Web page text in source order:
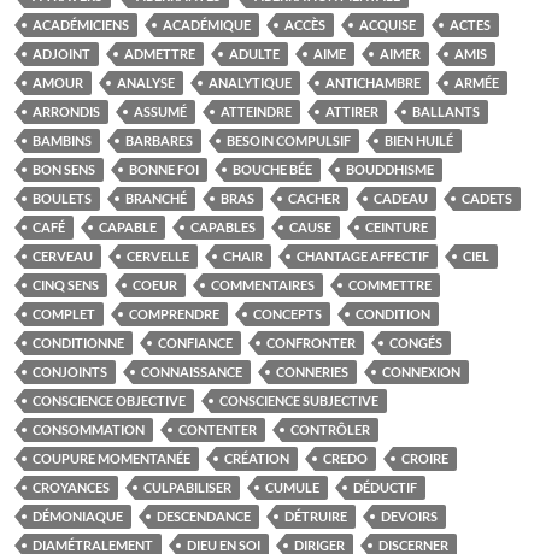
ACADÉMICIENS
ACADÉMIQUE ACCÈS ACQUISE
ACTES
ADJOINT
ADMETTRE ADULTE AIME AIMER
AMIS
AMOUR
ANALYSE ANALYTIQUE ANTICHAMBRE
ARMÉE
ARRONDIS
ASSUMÉ ATTEINDRE ATTIRER
BALLANTS
BAMBINS
BARBARES BESOIN COMPULSIF
BIEN HUILÉ
BON SENS
BONNE FOI BOUCHE BÉE
BOUDDHISME
BOULETS
BRANCHÉ BRAS CACHER CADEAU
CADETS
CAFÉ
CAPABLE CAPABLES CAUSE
CEINTURE
CERVEAU
CERVELLE CHAIR CHANTAGE AFFECTIF
CIEL
CINQ SENS
COEUR COMMENTAIRES
COMMETTRE
COMPLET
COMPRENDRE CONCEPTS
CONDITION
CONDITIONNE
CONFIANCE CONFRONTER
CONGÉS
CONJOINTS
CONNAISSANCE CONNERIES
CONNEXION
CONSCIENCE OBJECTIVE
CONSCIENCE SUBJECTIVE
CONSOMMATION
CONTENTER
CONTRÔLER
COUPURE MOMENTANÉE
CRÉATION CREDO
CROIRE
CROYANCES
CULPABILISER CUMULE
DÉDUCTIF
DÉMONIAQUE
DESCENDANCE DÉTRUIRE
DEVOIRS
DIAMÉTRALEMENT
DIEU EN SOI DIRIGER
DISCERNER